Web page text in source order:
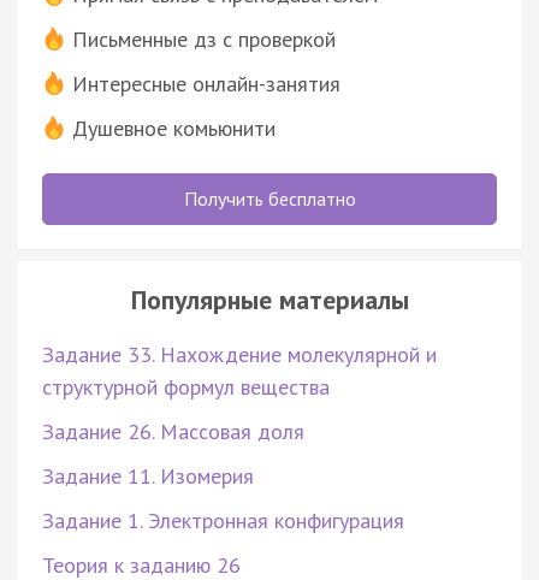
Письменные дз с проверкой
Интересные онлайн-занятия
Душевное комьюнити
Получить бесплатно
Популярные материалы
Задание 33. Нахождение молекулярной и
структурной формул вещества
Задание 26. Массовая доля
Задание 11. Изомерия
Задание 1. Электронная конфигурация
Теория к заданию 26